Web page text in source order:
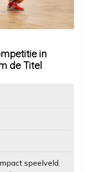
in
de Titel
speelveld,